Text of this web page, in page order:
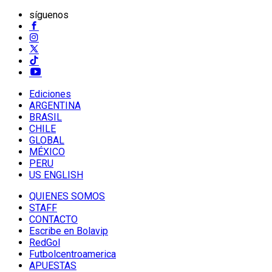
síguenos
Ediciones
ARGENTINA
BRASIL
CHILE
GLOBAL
MÉXICO
PERU
US ENGLISH
QUIENES SOMOS
STAFF
CONTACTO
Escribe en Bolavip
RedGol
Futbolcentroamerica
APUESTAS